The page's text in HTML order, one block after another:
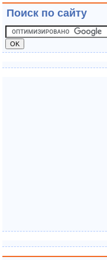
Поиск по сайту